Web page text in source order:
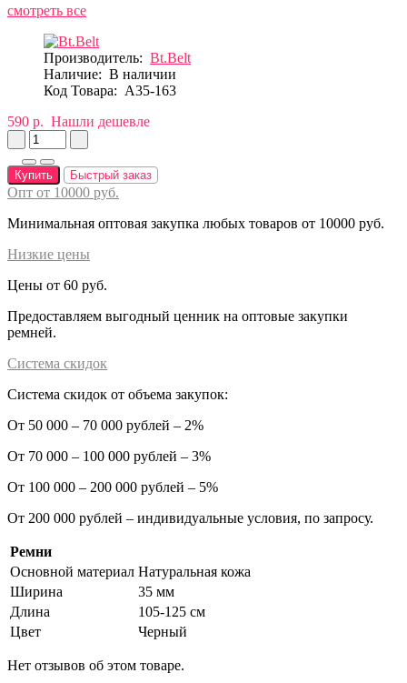
смотреть все
Производитель: Bt.Belt
Наличие: В наличии
Код Товара: A35-163
590 р. Нашли дешевле
Купить Быстрый заказ
Опт от 10000 руб.
Минимальная оптовая закупка любых товаров от 10000 руб.
Низкие цены
Цены от 60 руб.
Предоставляем выгодный ценник на оптовые закупки
ремней.
Система скидок
Система скидок от объема закупок:
От 50 000 – 70 000 рублей – 2%
От 70 000 – 100 000 рублей – 3%
От 100 000 – 200 000 рублей – 5%
От 200 000 рублей – индивидуальные условия, по запросу.
Ремни
Основной материал Натуральная кожа
Ширина
35 мм
Длина
105-125 см
Цвет
Черный
Нет отзывов об этом товаре.